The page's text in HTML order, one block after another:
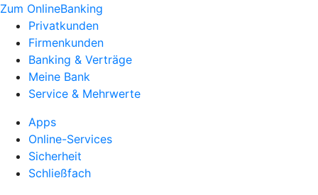
Zum OnlineBanking
Privatkunden
Firmenkunden
Banking & Verträge
Meine Bank
Service & Mehrwerte
Apps
Online-Services
Sicherheit
Schließfach